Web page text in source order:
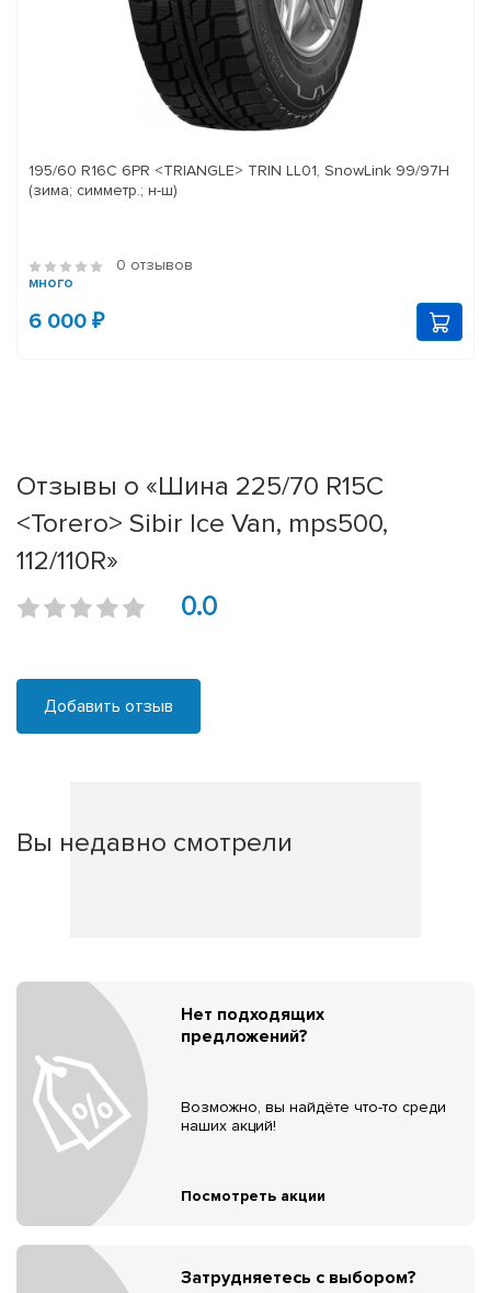
195/60 R16C 6PR <TRIANGLE> TRIN LL01, SnowLink 99/97H
(зима; симметр.; н-ш)
0 отзывов
много
6 000 ₽
Отзывы о «Шина 225/70 R15C
<Torero> Sibir Ice Van, mps500,
112/110R»
0.0
Добавить отзыв
Вы недавно смотрели
Нет подходящих
предложений?
Возможно, вы найдёте что-то среди
наших акций!
Посмотреть акции
Затрудняетесь с выбором?